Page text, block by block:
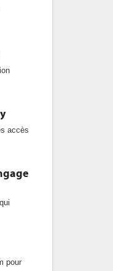
accès
pour